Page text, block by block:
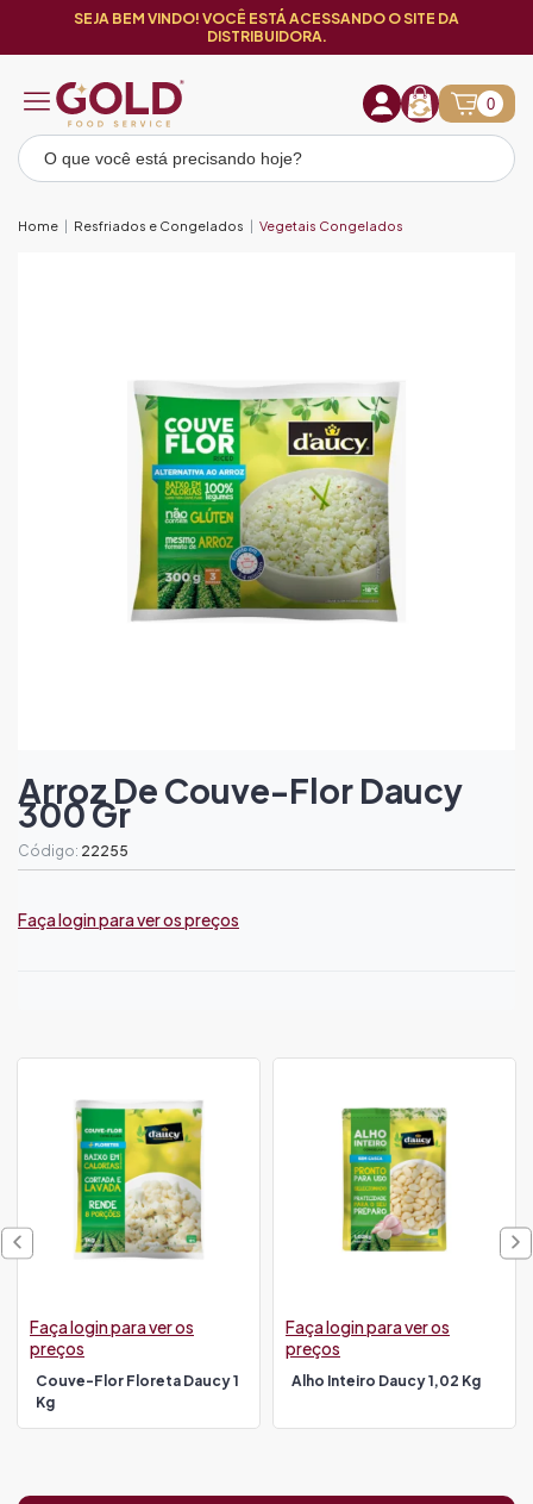
SEJA BEM VINDO! VOCÊ ESTÁ ACESSANDO O SITE DA
DISTRIBUIDORA.
0
Home Resfriados e Congelados Vegetais Congelados
Arroz De Couve-Flor Daucy
300 Gr
Código: 22255
Faça login para ver os preços
Couve-Flor Floreta Daucy 1
Kg
Faça login para ver os
preços
Alho Inteiro Daucy 1,02 Kg
Faça login para ver os
preços